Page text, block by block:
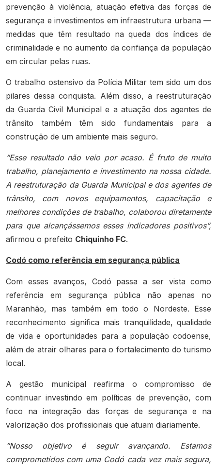
prevenção à violência, atuação efetiva das forças de
segurança e investimentos em infraestrutura urbana —
medidas que têm resultado na queda dos índices de
criminalidade e no aumento da confiança da população
em circular pelas ruas.
O trabalho ostensivo da Polícia Militar tem sido um dos
pilares dessa conquista. Além disso, a reestruturação
da Guarda Civil Municipal e a atuação dos agentes de
trânsito também têm sido fundamentais para a
construção de um ambiente mais seguro.
“Esse resultado não veio por acaso. É fruto de muito
trabalho, planejamento e investimento na nossa cidade.
A reestruturação da Guarda Municipal e dos agentes de
trânsito, com novos equipamentos, capacitação e
melhores condições de trabalho, colaborou diretamente
para que alcançássemos esses indicadores positivos”,
afirmou o prefeito Chiquinho FC.
Codó como referência em segurança pública
Com esses avanços, Codó passa a ser vista como
referência em segurança pública não apenas no
Maranhão, mas também em todo o Nordeste. Esse
reconhecimento significa mais tranquilidade, qualidade
de vida e oportunidades para a população codoense,
além de atrair olhares para o fortalecimento do turismo
local.
A gestão municipal reafirma o compromisso de
continuar investindo em políticas de prevenção, com
foco na integração das forças de segurança e na
valorização dos profissionais que atuam diariamente.
“Nosso objetivo é seguir avançando. Estamos
comprometidos com uma Codó cada vez mais segura,